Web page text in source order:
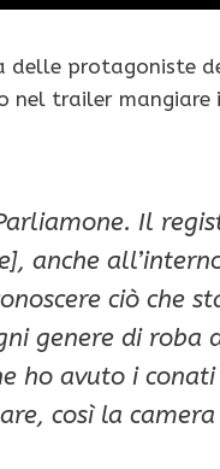
delle protagoniste
nel trailer
Il
anche
ciò che
genere di roba
ho avuto i
così la camera